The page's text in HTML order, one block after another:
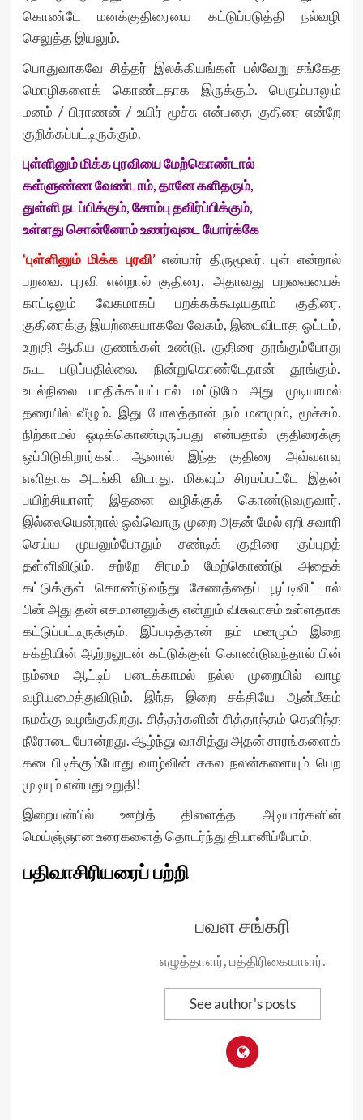
கொண்டே மனக்குதிரையை கட்டுப்படுத்தி நல்வழி
செலுத்த இயலும்.
பொதுவாகவே சித்தர் இலக்கியங்கள் பல்வேறு சங்கேத
மொழிகளைக் கொண்டதாக இருக்கும். பெரும்பாலும்
மனம் / பிராணன் / உயிர் மூச்சு என்பதை குதிரை என்றே
குறிக்கப்பட்டிருக்கும்.
புள்ளினும் மிக்க புரவியை மேற்கொண்டால்
கள்ளுண்ண வேண்டாம், தானே களிதரும்,
துள்ளி நடப்பிக்கும், சோம்பு தவிர்ப்பிக்கும்,
உள்ளது சொன்னோம் உணர்வுடை யோர்க்கே
‘புள்ளினும் மிக்க புரவி’என்பார் திருமூலர். புள் என்றால்
பறவை. புரவி என்றால் குதிரை. அதாவது பறவையைக்
காட்டிலும் வேகமாகப் பறக்கக்கூடியதாம் குதிரை.
குதிரைக்கு இயற்கையாகவே வேகம், இடைவிடாத ஓட்டம்,
உறுதி ஆகிய குணங்கள் உண்டு. குதிரை தூங்கும்போது
கூட படுப்பதில்லை. நின்றுகொண்டேதான் தூங்கும்.
உடல்நிலை பாதிக்கப்பட்டால் மட்டுமே அது முடியாமல்
தரையில் வீழும். இது போலத்தான் நம் மனமும், மூச்சும்.
நிற்காமல் ஓடிக்கொண்டிருப்பது என்பதால் குதிரைக்கு
ஒப்பிடுகிறார்கள். ஆனால் இந்த குதிரை அவ்வளவு
எளிதாக அடங்கி விடாது. மிகவும் சிரமப்பட்டே இதன்
பயிற்சியாளர் இதனை வழிக்குக் கொண்டுவருவார்.
இல்லையென்றால் ஒவ்வொரு முறை அதன் மேல் ஏறி சவாரி
செய்ய முயலும்போதும் சண்டிக் குதிரை குப்புறத்
தள்ளிவிடும். சற்றே சிரமம் மேற்கொண்டு அதைக்
கட்டுக்குள் கொண்டுவந்து சேணத்தைப் பூட்டிவிட்டால்
பின் அது தன் எசமானனுக்கு என்றும் விசுவாசம் உள்ளதாக
கட்டுப்பட்டிருக்கும். இப்படித்தான் நம் மனமும் இறை
சக்தியின் ஆற்றலுடன் கட்டுக்குள் கொண்டுவந்தால் பின்
நம்மை ஆட்டிப் படைக்காமல் நல்ல முறையில் வாழ
வழியமைத்துவிடும். இந்த இறை சக்தியே ஆன்மீகம்
நமக்கு வழங்குகிறது. சித்தர்களின் சித்தாந்தம் தெளிந்த
நீரோடை போன்றது. ஆழ்ந்து வாசித்து அதன் சாரங்களைக்
கடைபிடிக்கும்போது வாழ்வின் சகல நலன்களையும் பெற
முடியும் என்பது உறுதி!
இறையன்பில் ஊறித் திளைத்த அடியார்களின்
மெய்ஞ்ஞான உரைகளைத் தொடர்ந்து தியானிப்போம்.
பதிவாசிரியரைப் பற்றி
பவள சங்கரி
எழுத்தாளர், பத்திரிகையாளர்.
See author's posts